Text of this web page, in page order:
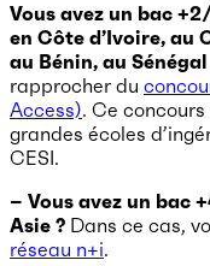
Vous avez un bac
en Côte d’Ivoire, au
au Bénin, au Sénégal
rapprocher du
Access). Ce
grandes écoles
CESI.
– Vous avez un bac
Asie ? Dans ce cas,
réseau n+i.